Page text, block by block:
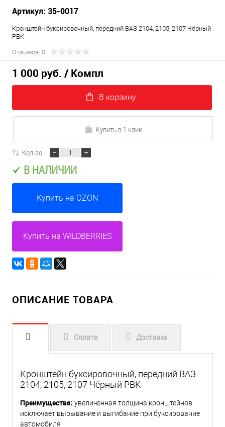
Артикул: 35-0017
Кронштейн буксировочный, передний ВАЗ 2104, 2105, 2107 Чёрный
PBK
Отзывов: 0
1 000 руб. / Компл
В корзину.
Купить в 1 клик
Кол-во:
В НАЛИЧИИ
Купить на OZON
Купить на WILDBERRIES
ОПИСАНИЕ ТОВАРА
Оплата Доставка
Кронштейн буксировочный, передний ВАЗ
2104, 2105, 2107 Чёрный PBK
Преимущества: увеличенная толщина кронштейнов
исключает вырывание и выгибание при буксирование
автомобиля